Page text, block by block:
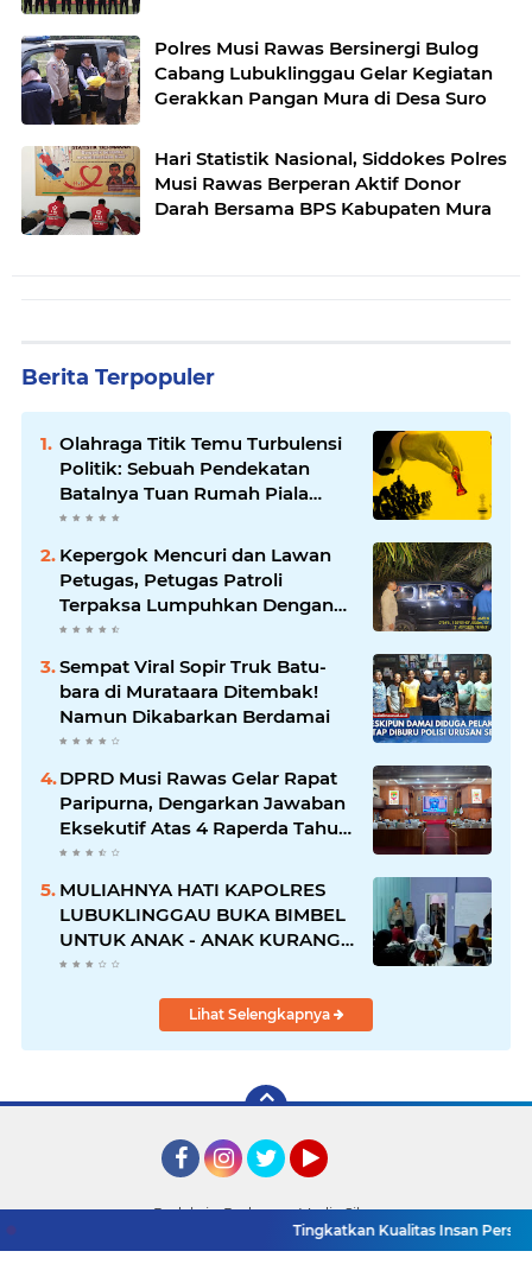
Polres Musi Rawas Bersinergi Bulog
Cabang Lubuklinggau Gelar Kegiatan
Gerakkan Pangan Mura di Desa Suro
Hari Statistik Nasional, Siddokes Polres
Musi Rawas Berperan Aktif Donor
Darah Bersama BPS Kabupaten Mura
Berita Terpopuler
Olahraga Titik Temu Turbulensi
Politik: Sebuah Pendekatan
Batalnya Tuan Rumah Piala
Dunia U-20
Kepergok Mencuri dan Lawan
Petugas, Petugas Patroli
Terpaksa Lumpuhkan Dengan
Peluru Karet
Sempat Viral Sopir Truk Batu-
bara di Murataara Ditembak!
Namun Dikabarkan Berdamai
DPRD Musi Rawas Gelar Rapat
Paripurna, Dengarkan Jawaban
Eksekutif Atas 4 Raperda Tahun
2026
MULIAHNYA HATI KAPOLRES
LUBUKLINGGAU BUKA BIMBEL
UNTUK ANAK - ANAK KURANG
MAMPU
Lihat Selengkapnya
Redaksi
Pedoman Media Siber
Tingkatkan Kualitas Insan Pers, PWI
2026 Detik TV Sumsel